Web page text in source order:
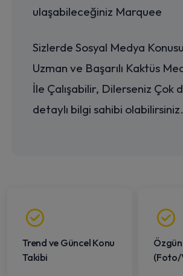
ulaşabileceğiniz Marquee
Sizlerde Sosyal Medya
Uzman ve Başarılı Kaktüs
İle Çalışabilir, Dilerseniz Çok
detaylı bilgi sahibi olabilirsiniz.
Trend ve Güncel Konu
Takibi